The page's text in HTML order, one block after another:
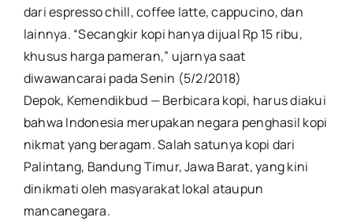
dari espresso chill, coffee latte, cappucino, dan
lainnya. “Secangkir kopi hanya dijual Rp 15 ribu,
khusus harga pameran,” ujarnya saat
diwawancarai pada Senin (5/2/2018)
Depok, Kemendikbud — Berbicara kopi, harus diakui
bahwa Indonesia merupakan negara penghasil kopi
nikmat yang beragam. Salah satunya kopi dari
Palintang, Bandung Timur, Jawa Barat, yang kini
dinikmati oleh masyarakat lokal ataupun
mancanegara.